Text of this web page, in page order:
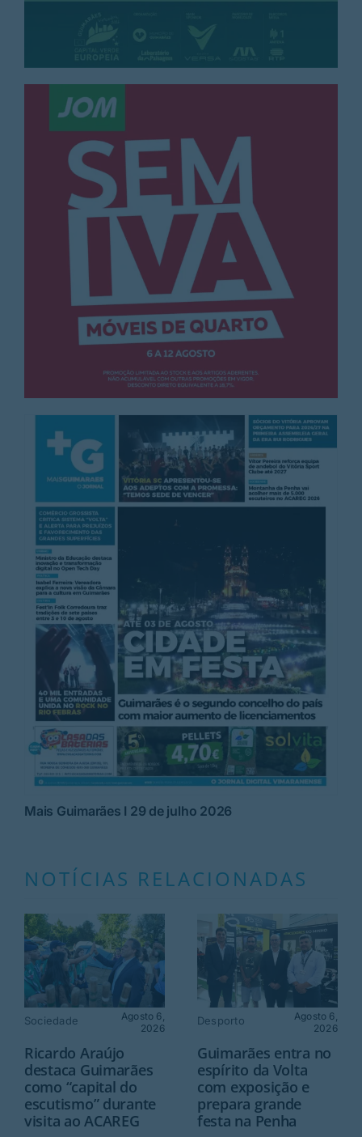
Mais Guimarães I 29 de julho 2026
NOTÍCIAS RELACIONADAS
Sociedade
Agosto 6,
2026
Ricardo Araújo
destaca Guimarães
como “capital do
escutismo” durante
visita ao ACAREG
Desporto
Agosto 6,
2026
Guimarães entra no
espírito da Volta
com exposição e
prepara grande
festa na Penha